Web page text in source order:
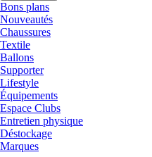
Bons plans
Nouveautés
Chaussures
Textile
Ballons
Supporter
Lifestyle
Équipements
Espace Clubs
Entretien physique
Déstockage
Marques